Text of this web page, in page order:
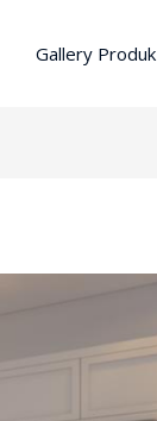
Gallery Produk